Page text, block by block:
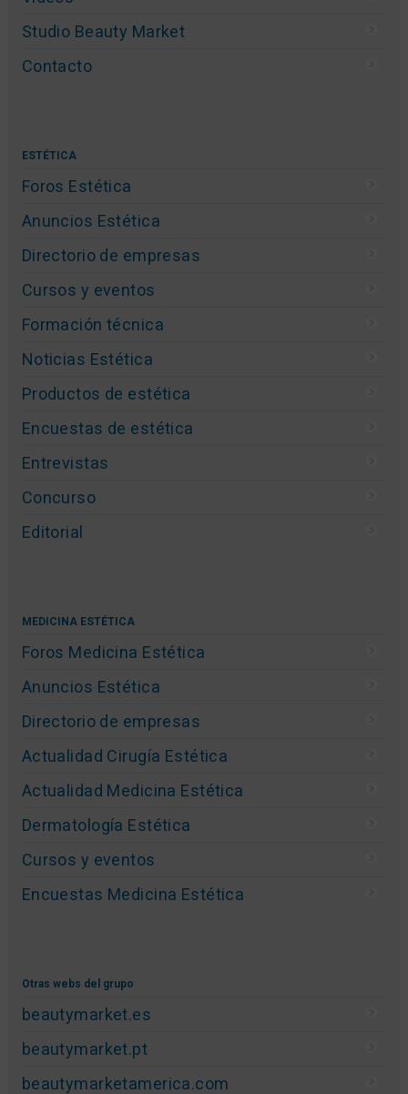
Studio Beauty Market
Contacto
ESTÉTICA
Foros Estética
Anuncios Estética
Directorio de empresas
Cursos y eventos
Formación técnica
Noticias Estética
Productos de estética
Encuestas de estética
Entrevistas
Concurso
Editorial
MEDICINA ESTÉTICA
Foros Medicina Estética
Anuncios Estética
Directorio de empresas
Actualidad Cirugía Estética
Actualidad Medicina Estética
Dermatología Estética
Cursos y eventos
Encuestas Medicina Estética
Otras webs del grupo
beautymarket.es
beautymarket.pt
beautymarketamerica.com